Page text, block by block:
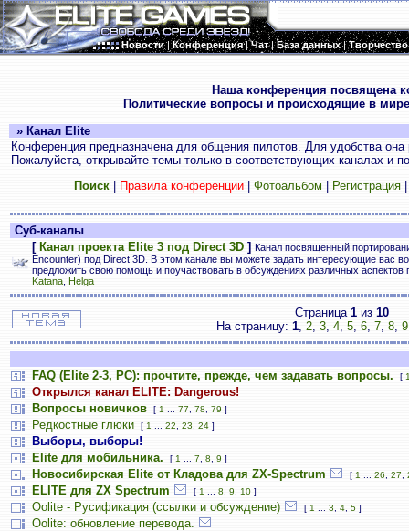
Новости|Конференция|Чат|База данных|Творчество
Наша конференция посвящена
Политические вопросы и происходящие в
» Канал Elite
Конференция предназначена для общения пилотов. Для удобства
Пожалуйста, открывайте темы только в соответствующих каналах и
Поиск| Правила конференции| Фотоальбом Регистрация
Суб-каналы
[ Канал проекта Elite 3 под Direct 3D ] Канал посвященный
Encounter) под Direct 3D. В этом канале вы можете задать интересующие вас
предложить свою помощь и поучаствовать в обсуждениях различных
Katana Helga
Страница 1 из 10
На страницу: 1, 2, 3, 4, 5, 6, 7, 8, 9
FAQ (Elite 2-3, PC): прочтите, прежде, чем задавать вопросы. [
Открылся канал ELITE: Dangerous!
Вопросы новичков
[ 1 77 78 79 ]
Редкостные глюки [ 1 22 23 24 ]
Выборы, выборы!
Elite для мобильника.
[ 1 7 8 9 ]
Новосибирская Elite от Кладова для ZX-Spectrum [ 1 26 27
ELITE для ZX Spectrum [ 1 8 9 10 ]
Oolite - Русификация (ссылки и обсуждение) [ 1 3 4 5 ]
Oolite: обновление перевода.